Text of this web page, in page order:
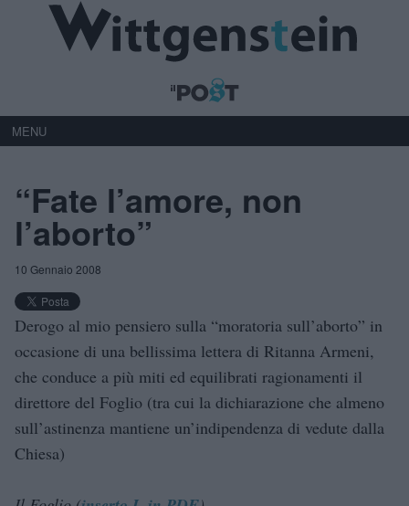
MENU
“Fate l’amore, non
l’aborto”
10 Gennaio 2008
Derogo al mio pensiero sulla “moratoria sull’aborto” in
occasione di una bellissima lettera di Ritanna Armeni,
che conduce a più miti ed equilibrati ragionamenti il
direttore del Foglio (tra cui la dichiarazione che almeno
sull’astinenza mantiene un’indipendenza di vedute dalla
Chiesa)